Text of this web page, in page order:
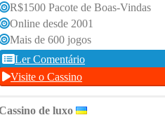
R$1500 Pacote de Boas-Vindas
Online desde 2001
Mais de 600 jogos
Ler Comentário
Visite o Cassino
de luxo